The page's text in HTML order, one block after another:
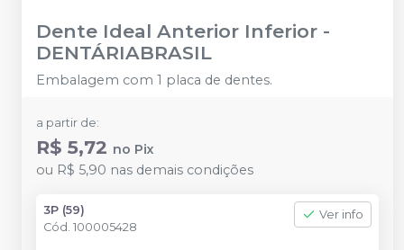
Dente Ideal Anterior Inferior -
DENTÁRIABRASIL
Embalagem com 1 placa de dentes.
a partir de:
R$ 5,72 no Pix
ou R$ 5,90 nas demais condições
3P (59)
Cód. 100005428
Ver info